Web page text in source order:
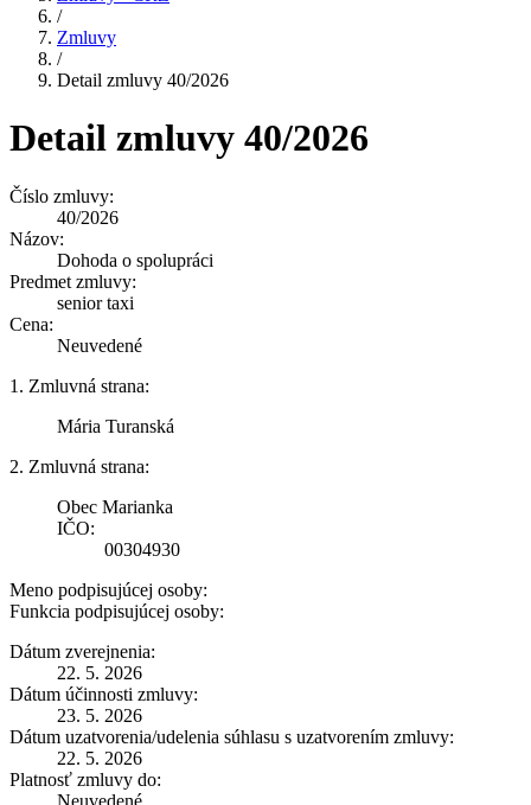
/
Zmluvy
/
Detail zmluvy 40/2026
Detail zmluvy 40/2026
Číslo zmluvy:
40/2026
Názov:
Dohoda o spolupráci
Predmet zmluvy:
senior taxi
Cena:
Neuvedené
1. Zmluvná strana:
Mária Turanská
2. Zmluvná strana:
Obec Marianka
IČO:
00304930
Meno podpisujúcej osoby:
Funkcia podpisujúcej osoby:
Dátum zverejnenia:
22. 5. 2026
Dátum účinnosti zmluvy:
23. 5. 2026
Dátum uzatvorenia/udelenia súhlasu s uzatvorením zmluvy:
22. 5. 2026
Platnosť zmluvy do:
Neuvedené